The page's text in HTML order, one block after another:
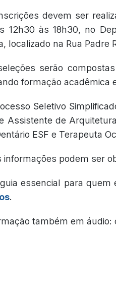
devem ser
12h30 às 18h30, no
localizado na Rua Padre
serão
formação acadêmica
Seletivo
Assistente de
ESF e Terapeuta
informações podem ser
essencial para quem
.
também em áudio: